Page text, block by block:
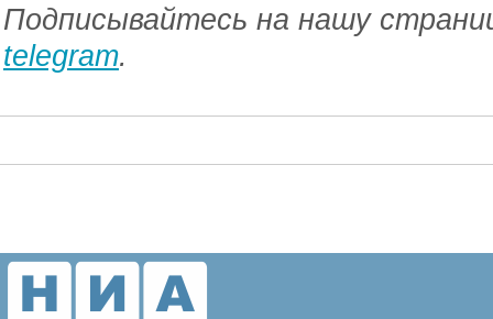
Подписывайтесь на нашу
telegram.